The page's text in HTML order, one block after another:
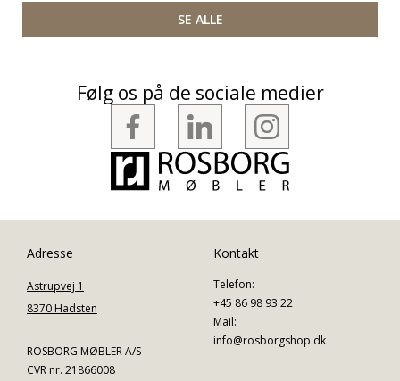
SE ALLE
Følg os på de sociale medier
Adresse
Astrupvej 1
8370 Hadsten
ROSBORG MØBLER A/S
CVR nr. 21866008
Kontakt
Telefon:
+45 86 98 93 22
Mail:
info@rosborgshop.dk